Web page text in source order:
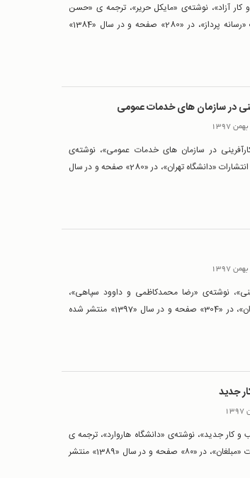
آزاد»، نوشته‌ی «مایکل حریر»، ترجمه ی «حسن
اسلمی‌ارانی» توسط انتشارات «رسانه پرداز»، در «280» صفحه و در سال «1384»
در سازمان های خدمات عمومی
در سازمان های خدمات عمومی»، نوشته‌ی
«سعید جعفری مقدم»، توسط انتشارات «دانشگاه تهران»، در «280» صفحه و در سال
نوشته‌ی «رضا محمدکاظمی و داوود سپاهی»،
توسط انتشارات «دانشگاه تهران»، در «304» صفحه و در سال «1397» منتشر شده
جدید
کار جدید»، نوشته‌ی «دانشگاه هاروارد»، ترجمه ی
«مجید نوریان» توسط انتشارات «مبلغان»، در «۸۰» صفحه و در سال «1389» منتشر